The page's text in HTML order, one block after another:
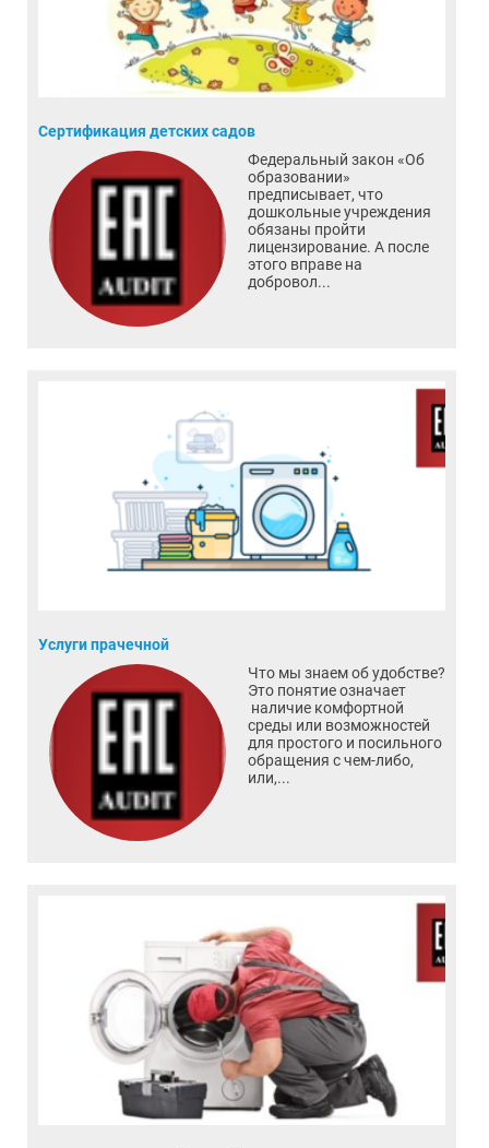
Сертификация детских садов
Федеральный закон «Об
образовании»
предписывает, что
дошкольные учреждения
обязаны пройти
лицензирование. А после
этого вправе на
добровол...
Услуги прачечной
Что мы знаем об удобстве?
Это понятие означает
наличие комфортной
среды или возможностей
для простого и посильного
обращения с чем-либо,
или,...